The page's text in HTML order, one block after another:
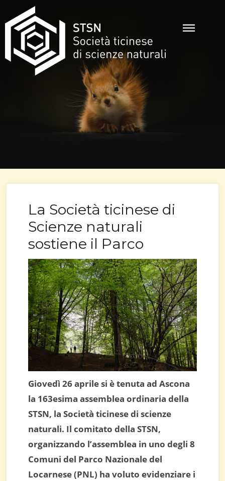
to
content
La Società ticinese di
Scienze naturali
sostiene il Parco
Giovedì 26 aprile si è tenuta ad Ascona
la 163esima assemblea ordinaria della
STSN, la Società ticinese di scienze
naturali. Il comitato della STSN,
organizzando l’assemblea in uno degli 8
Comuni del Parco Nazionale del
Locarnese (PNL) ha voluto evidenziare i